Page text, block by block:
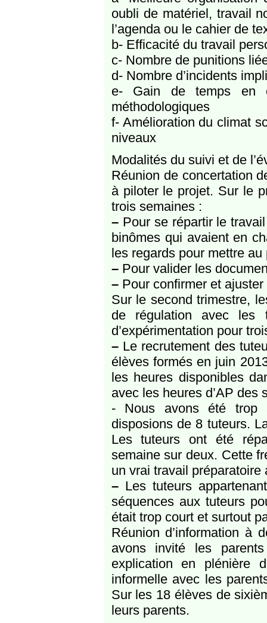
oubli de matériel, travail
l’agenda ou le cahier de
b- Efficacité du travail
c- Nombre de punitions
d- Nombre d’incidents
e- Gain de temps en
méthodologiques
f- Amélioration du climat
niveaux
Modalités du suivi et de
Réunion de concertation
à piloter le projet. Sur le
trois semaines :
–Pour se répartir le
binômes qui avaient en
les regards pour mettre
–Pour valider les
–Pour confirmer et ajuster
Sur le second trimestre,
de régulation avec les
d’expérimentation pour
–Le recrutement des
élèves formés en juin
les heures disponibles
avec les heures d’AP des
- Nous avons été trop
disposions de 8 tuteurs.
Les tuteurs ont été
semaine sur deux. Cette
un vrai travail préparatoire
–Les tuteurs
séquences aux tuteurs
était trop court et surtout
Réunion d’information à
avons invité les
explication en plénière
informelle avec les
Sur les 18 élèves de
leurs parents.